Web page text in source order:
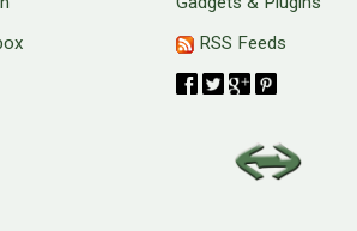
RSS Feeds